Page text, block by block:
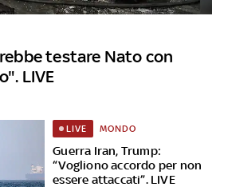
testare Nato con
LIVE
Guerra Iran, Trump:
“Vogliono accordo per non
essere attaccati”. LIVE
LIVE MONDO